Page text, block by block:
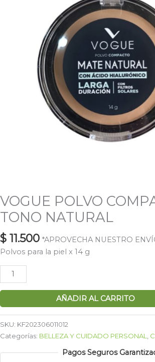
VOGUE POLVO
TONO NATURAL
$ 11.500 *APROVECHA NUESTRO
Polvos para la piel x 14 g
AÑADIR AL CARRITO
SKU: KF202306011012
Categorías: BELLEZA Y CUIDADO PERSONAL
Pagos Seguros